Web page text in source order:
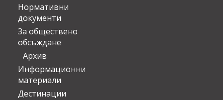
Нормативни
документи
За обществено
обсъждане
Архив
Информационни
материали
Дестинации